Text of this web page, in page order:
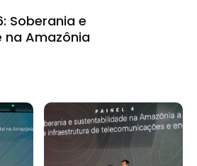
Soberania e
na Amazônia